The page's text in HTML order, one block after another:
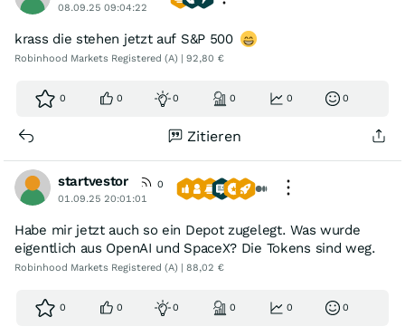
08.09.25 09:04:22
krass die stehen jetzt auf S&P 500
Robinhood Markets Registered (A) | 92,80 €
0 0 0 0 0 0
Zitieren
startvestor
0
01.09.25 20:01:01
Habe mir jetzt auch so ein Depot zugelegt. Was wurde
eigentlich aus OpenAI und SpaceX? Die Tokens sind weg.
Robinhood Markets Registered (A) | 88,02 €
0 0 0 0 0 0